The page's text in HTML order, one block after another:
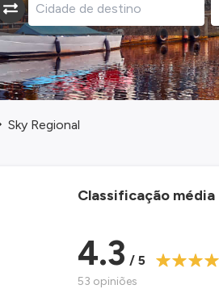
Sky Regional
Classificação média
4.3 / 5
53 opiniões